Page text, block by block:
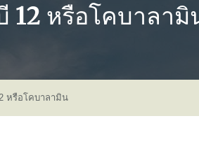
12 หรือโคบาลามิ
หรือโคบาลามิน